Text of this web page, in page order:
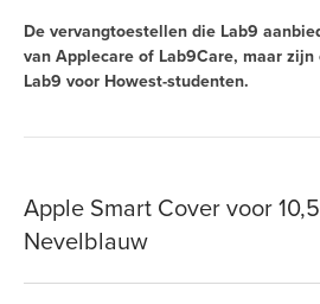
De vervangtoestellen die Lab9
van Applecare of Lab9Care, maar
Lab9 voor Howest-studenten.
Apple Smart Cover voor
Nevelblauw